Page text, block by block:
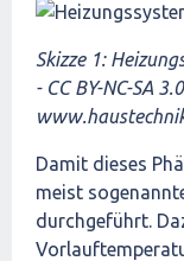
Skizze 1:
- CC BY-NC-SA
Damit dieses
meist
durchgeführt.